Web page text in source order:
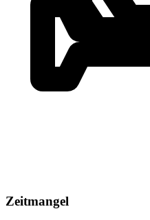
Zeitmangel